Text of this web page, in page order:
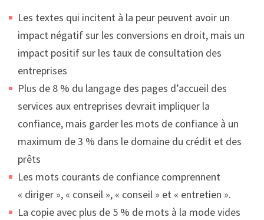
Les textes qui incitent à la peur peuvent avoir un
impact négatif sur les conversions en droit, mais un
impact positif sur les taux de consultation des
entreprises
Plus de 8 % du langage des pages d’accueil des
services aux entreprises devrait impliquer la
confiance, mais garder les mots de confiance à un
maximum de 3 % dans le domaine du crédit et des
prêts
Les mots courants de confiance comprennent
« diriger », « conseil », « conseil » et « entretien ».
La copie avec plus de 5 % de mots à la mode vides